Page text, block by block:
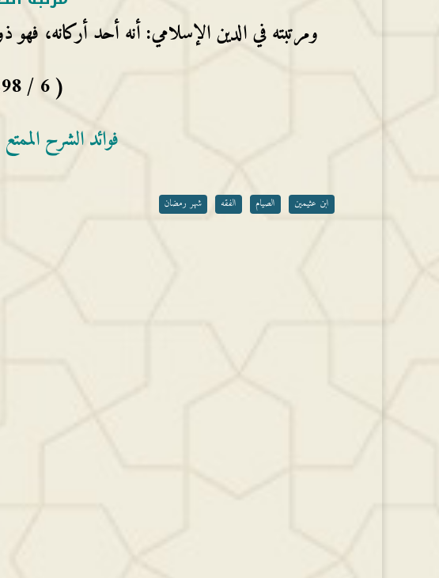
ومرتبته في الدين الإسلامي: أنه أحد أركانه،
( 6 / 298 )
فوائد الشرح
ابن عثيمين الصيام الفقه شهر رمضان